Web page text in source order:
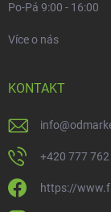
Po-Pá 9:00 - 16:00
Více o nás
KONTAKT
info@
+420 777
https://